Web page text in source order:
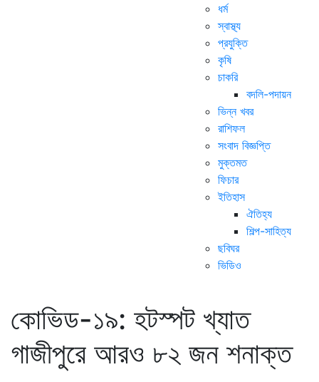
ধর্ম
স্বাস্থ্য
প্রযুক্তি
কৃষি
চাকরি
বদলি-পদায়ন
ভিন্ন খবর
রাশিফল
সংবাদ বিজ্ঞপ্তি
মুক্তমত
ফিচার
ইতিহাস
ঐতিহ্য
শিল্প-সাহিত্য
ছবিঘর
ভিডিও
কোভিড-১৯: হটস্পট খ্যাত
গাজীপুরে আরও ৮২ জন শনাক্ত